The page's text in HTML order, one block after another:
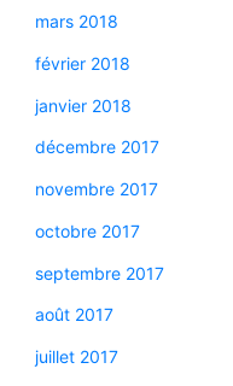
mars 2018
février 2018
janvier 2018
décembre 2017
novembre 2017
octobre 2017
septembre 2017
août 2017
juillet 2017